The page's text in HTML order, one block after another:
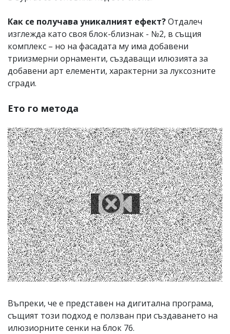
Как се получава уникалният ефект?Отдалеч
изглежда като своя блок-близнак - №2, в същия
комплекс – но на фасадата му има добавени
триизмерни орнаменти, създаващи илюзията за
добавени арт елементи, характерни за луксозните
сгради.
Ето го метода
Въпреки, че е представен на дигитална програма,
същият този подход е ползван при създаването на
илюзиорните сенки на блок 76.